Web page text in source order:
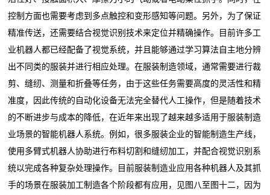
控制方面也需要考虑到多点触控和变形感知等问题。另外，为了保证
精准传送，还需要结合视觉识别技术来定位并精确操作。目前许多工
业机器人都已经配备了视觉系统，并且能够通过学习算法自主地分辨
出不同类的服装并进行相应处理。在服装制造领域，通常需要进行裁
剪、缝纫、测量和折叠等任务，由于这些任务需要高度的灵活性和精
准度，因此传统的自动化设备无法完全替代人工操作，但是随着技术
的不断进步与成本的降低，在近年来出现了越来越多适用于服装制造
业场景的智能机器人系统。例如，很多服装企业的智能制造生产线，
使用多臂式机器人协助进行布料切割和缝纫加工，并配合视觉识别系
统以完成各种复杂处理操作。目前服装制造业应用各种机器人及其抓
手的场景在服装加工制造各个阶段都有应用，见图八至图十二，因为